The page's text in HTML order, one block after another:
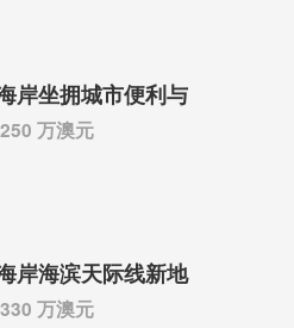
岸坐拥城市便利与
万澳元
岸海滨天际线新地
万澳元